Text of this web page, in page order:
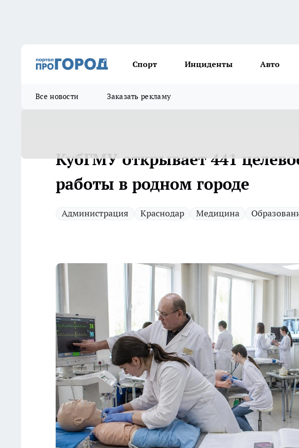
Спорт Инциденты Авто
Все новости Заказать рекламу
КубГМУ открывает 441
работы в родном городе
Администрация Краснодар Медицина